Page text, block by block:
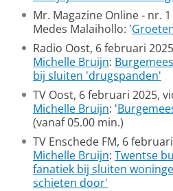
Mr. Magazine Online - nr.
Medes Malaihollo: '
Radio Oost, 6 februari
Michelle Bruijn:
bij sluiten 'drugspanden'
TV Oost, 6 februari 2025,
Michelle Bruijn: '
(vanaf 05.00 min.)
TV Enschede FM, 6
Michelle Bruijn: Twentse
fanatiek bij sluiten
schieten door'